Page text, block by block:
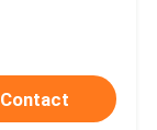
Contact